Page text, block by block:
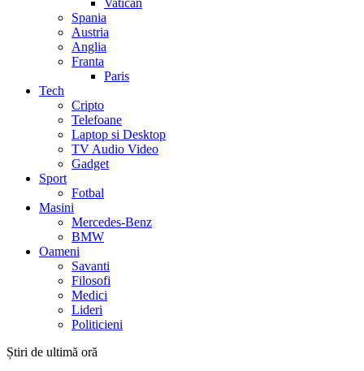
Spania
Austria
Anglia
Franta
Paris
Tech
Cripto
Telefoane
Laptop si Desktop
TV Audio Video
Gadget
Sport
Fotbal
Masini
Mercedes-Benz
BMW
Oameni
Savanti
Filosofi
Medici
Lideri
Politicieni
Știri de ultimă oră